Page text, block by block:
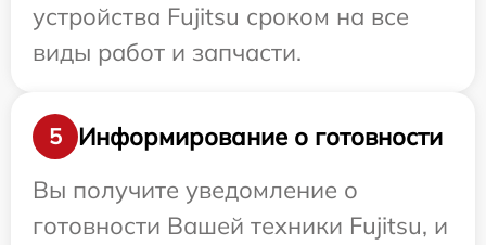
устройства Fujitsu сроком на все
виды работ и запчасти.
5
Информирование о готовности
Вы получите уведомление о
готовности Вашей техники Fujitsu, и